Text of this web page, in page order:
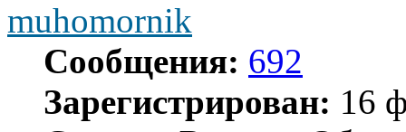
muhomornik
Сообщения: 692
Зарегистрирован: 16